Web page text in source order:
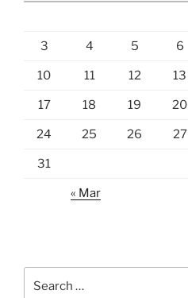
3 4 5 6
10 11 12 13
17 18 19 20
24 25 26 27
31
« Mar
for: